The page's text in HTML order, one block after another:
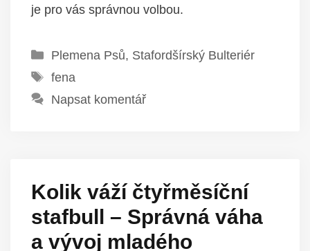
je pro vás správnou volbou.
Rubriky
Plemena Psů, Stafordšírský Bulteriér
Štítky
fena
Napsat komentář
Kolik váží čtyřměsíční
stafbull – Správná váha
a vývoj mladého